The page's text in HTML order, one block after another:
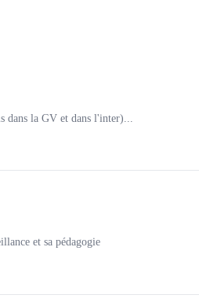
la GV et dans l'inter)...
et sa pédagogie